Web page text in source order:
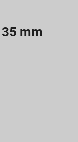
mm